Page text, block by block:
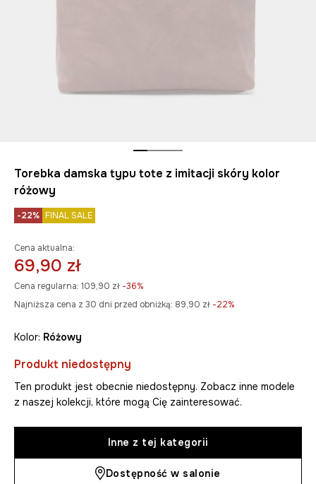
Torebka damska typu tote z imitacji skóry kolor
różowy
-22% FINAL SALE
Cena aktualna:
69,90 zł
Cena regularna: 109,90 zł -36%
Najniższa cena z 30 dni przed obniżką: 89,90 zł -22%
Kolor: różowy
Produkt niedostępny
Ten produkt jest obecnie niedostępny. Zobacz inne modele
z naszej kolekcji, które mogą Cię zainteresować.
Inne z tej kategorii
Dostępność w salonie